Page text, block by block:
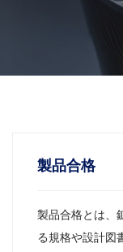
製品合格
製品合格とは、
る規格や設計図